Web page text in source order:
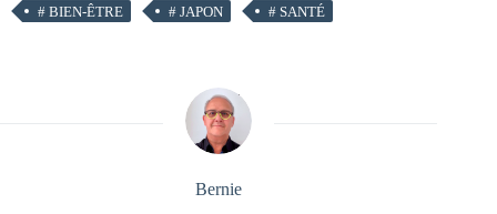
# BIEN-ÊTRE # JAPON # SANTÉ
Bernie